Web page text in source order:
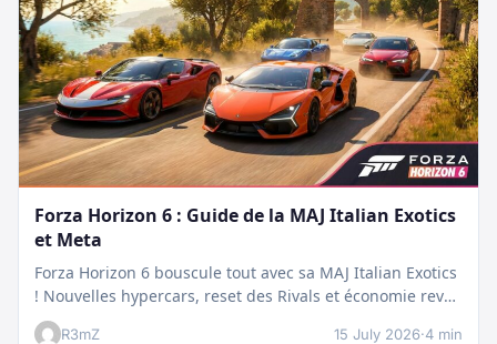
Forza Horizon 6 : Guide de la MAJ Italian Exotics
et Meta
Forza Horizon 6 bouscule tout avec sa MAJ Italian Exotics
! Nouvelles hypercars, reset des Rivals et économie revue
:…
R3mZ 15 July 2026·4 min